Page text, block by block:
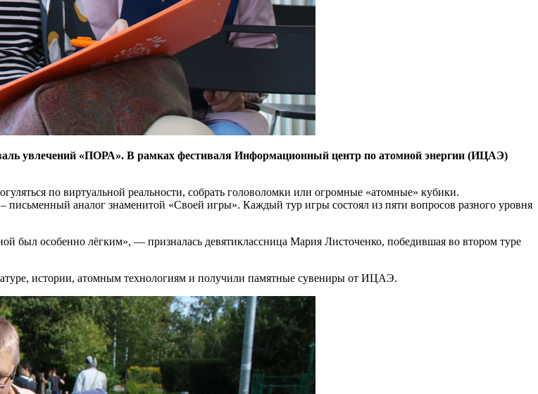
увлечений «ПОРА». В рамках фестиваля Информационный центр по атомной энергии (ИЦАЭ)
по виртуальной реальности, собрать головоломки или огромные «атомные» кубики.
аналог знаменитой «Своей игры». Каждый тур игры состоял из пяти вопросов разного уровня
был особенно лёгким», — призналась девятиклассница Мария Листоченко, победившая во втором туре
истории, атомным технологиям и получили памятные сувениры от ИЦАЭ.